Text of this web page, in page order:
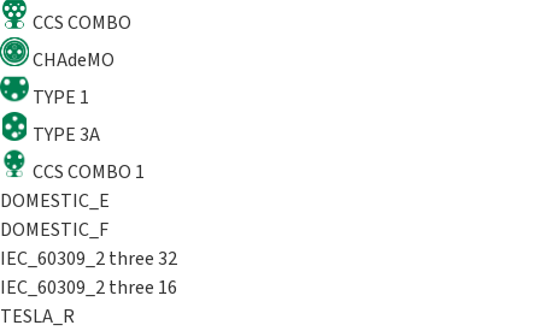
CCS COMBO
CHAdeMO
TYPE 1
TYPE 3A
CCS COMBO 1
DOMESTIC_E
DOMESTIC_F
IEC_60309_2 three 32
IEC_60309_2 three 16
TESLA_R